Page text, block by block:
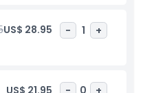
marineros, visita las
de 16 pulgadas, navega
los camarotes de la
restaurados y
US$ 28.95 - 1 +
US$ 21.95